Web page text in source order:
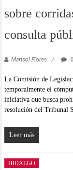
sobre
consulta
Marisol Flores
La Comisión de
temporalmente el
iniciativa que busca
resolución del Tribunal
Leer más
HIDALGO